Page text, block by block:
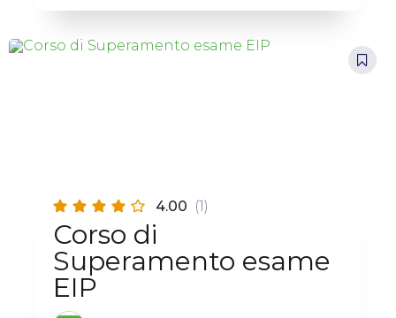
4.00 (1)
Corso di
Superamento esame
EIP